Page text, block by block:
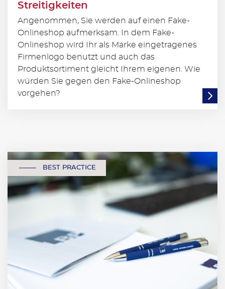
Streitigkeiten
Angenommen, Sie werden auf einen Fake-
Onlineshop aufmerksam. In dem Fake-
Onlineshop wird Ihr als Marke eingetragenes
Firmenlogo benutzt und auch das
Produktsortiment gleicht Ihrem eigenen. Wie
würden Sie gegen den Fake-Onlineshop
vorgehen?
BEST PRACTICE